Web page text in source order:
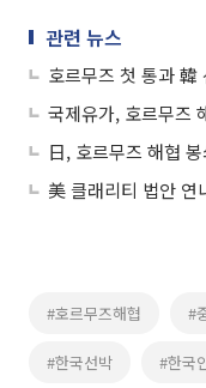
관련 뉴스
#호르무즈해협 #
#한국선박 #한국